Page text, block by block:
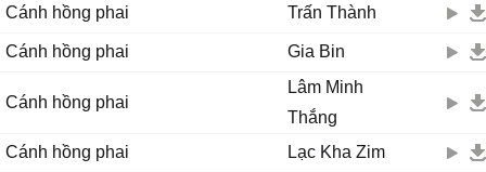
Sương rơi trên cánh lụa hồng
Mong tình sẽ đến một lần
Cánh hoa tàn
Là cả tuổi xuân rơi theo
Cánh hồng phai Trấn Thành
Cánh hồng phai Gia Bin
Cánh hồng phai
Lâm Minh
Thắng
Cánh hồng phai
Lạc Kha Zim